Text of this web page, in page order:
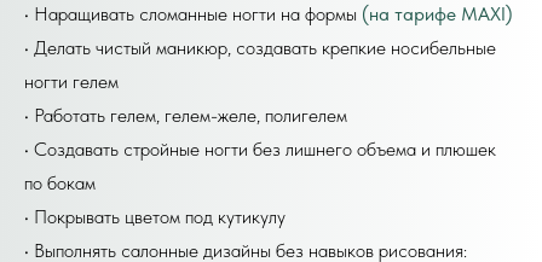
• Наращивать сломанные ногти на формы (на тарифе MAXI)
• Делать чистый маникюр, создавать крепкие носибельные
ногти гелем
• Работать гелем, гелем-желе, полигелем
• Создавать стройные ногти без лишнего объема и плюшек
по бокам
• Покрывать цветом под кутикулу
• Выполнять салонные дизайны без навыков рисования: